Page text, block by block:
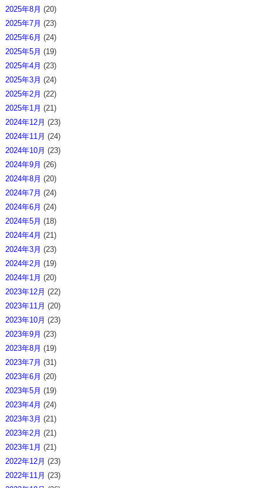
2025年8月 (20)
2025年7月 (23)
2025年6月 (24)
2025年5月 (19)
2025年4月 (23)
2025年3月 (24)
2025年2月 (22)
2025年1月 (21)
2024年12月 (23)
2024年11月 (24)
2024年10月 (23)
2024年9月 (26)
2024年8月 (20)
2024年7月 (24)
2024年6月 (24)
2024年5月 (18)
2024年4月 (21)
2024年3月 (23)
2024年2月 (19)
2024年1月 (20)
2023年12月 (22)
2023年11月 (20)
2023年10月 (23)
2023年9月 (23)
2023年8月 (19)
2023年7月 (31)
2023年6月 (20)
2023年5月 (19)
2023年4月 (24)
2023年3月 (21)
2023年2月 (21)
2023年1月 (21)
2022年12月 (23)
2022年11月 (23)